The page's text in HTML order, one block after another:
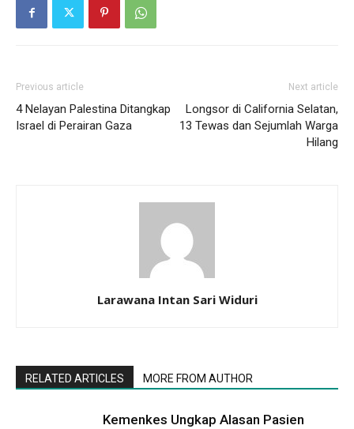
Previous article
4 Nelayan Palestina Ditangkap
Israel di Perairan Gaza
Next article
Longsor di California Selatan,
13 Tewas dan Sejumlah Warga
Hilang
Larawana Intan Sari Widuri
RELATED ARTICLES MORE FROM AUTHOR
Kemenkes Ungkap Alasan Pasien